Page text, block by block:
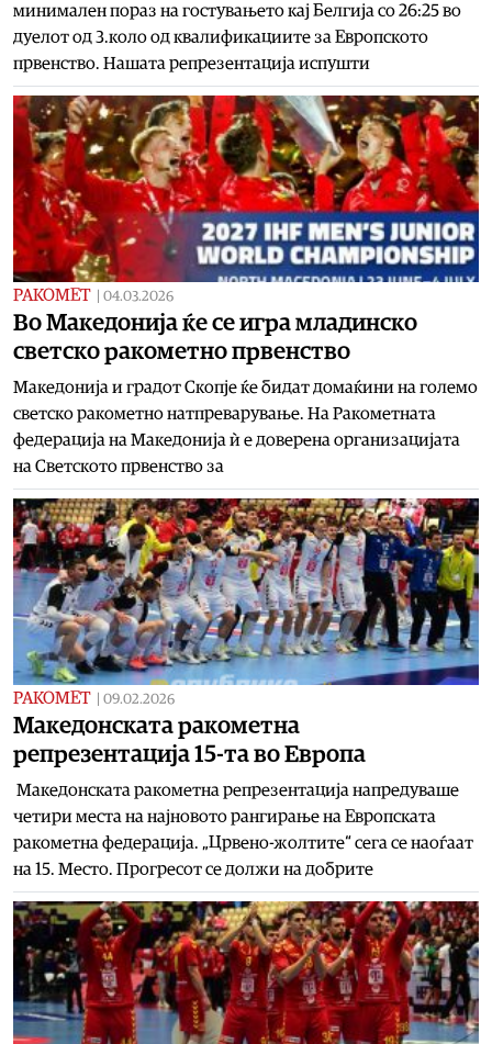
минимален пораз на гостувањето кај Белгија со 26:25 во
дуелот од 3.коло од квалификациите за Европското
првенство. Нашата репрезентација испушти
РАКОМЕТ 04.03.2026
Во Македонија ќе се игра младинско
светско ракометно првенство
Македонија и градот Скопје ќе бидат домаќини на големо
светско ракометно натпреварување. На Ракометната
федерација на Македонија ѝ е доверена организацијата
на Светското првенство за
РАКОМЕТ 09.02.2026
Македонската ракометна
репрезентација 15-та во Европа
Македонската ракометна репрезентација напредуваше
четири места на најновото рангирање на Европската
ракометна федерација. „Црвено-жолтите“ сега се наоѓаат
на 15. Место. Прогресот се должи на добрите